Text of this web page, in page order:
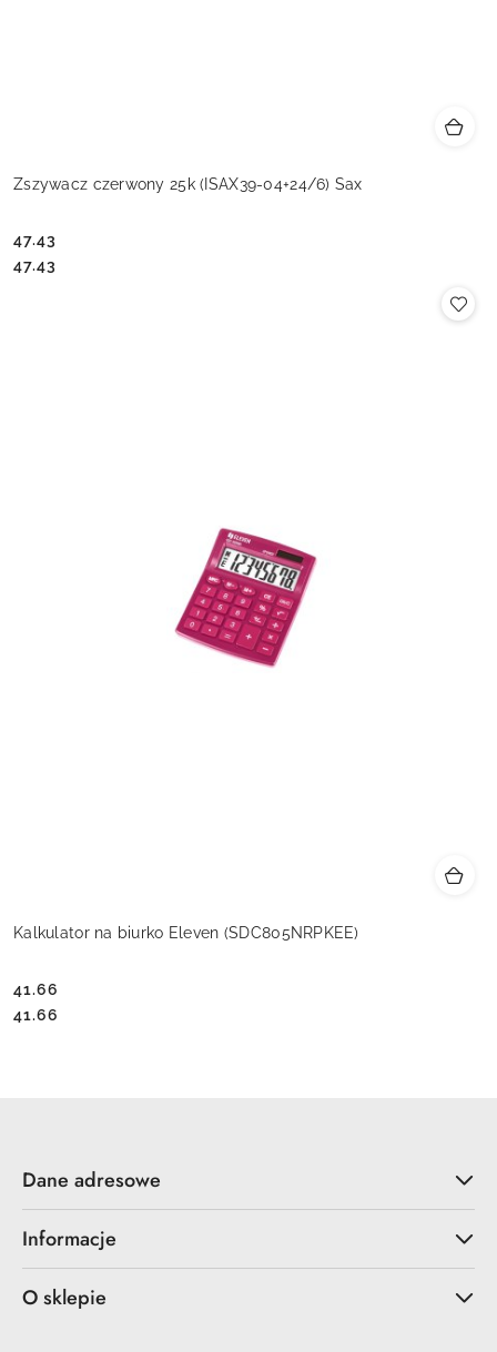
Zszywacz czerwony 25k (ISAX39-04+24/6) Sax
Cena:
47.43
Cena:
47.43
Kalkulator na biurko Eleven (SDC805NRPKEE)
Cena:
41.66
Cena:
41.66
Dane adresowe
Informacje
O sklepie